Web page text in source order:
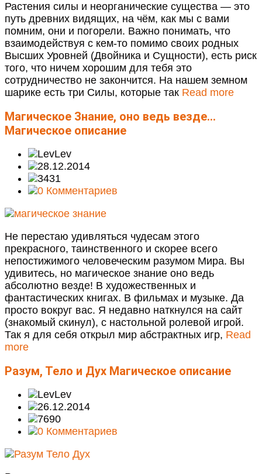
Растения силы и неорганические существа — это
путь древних видящих, на чём, как мы с вами
помним, они и погорели. Важно понимать, что
взаимодействуя с кем-то помимо своих родных
Высших Уровней (Двойника и Сущности), есть риск
того, что ничем хорошим для тебя это
сотрудничество не закончится. На нашем земном
шарике есть три Силы, которые так Read more
Магическое Знание, оно ведь везде…
Магическое описание
Lev
28.12.2014
3431
0 Комментариев
Не перестаю удивляться чудесам этого
прекрасного, таинственного и скорее всего
непостижимого человеческим разумом Мира. Вы
удивитесь, но магическое знание оно ведь
абсолютно везде! В художественных и
фантастических книгах. В фильмах и музыке. Да
просто вокруг вас. Я недавно наткнулся на сайт
(знакомый скинул), с настольной ролевой игрой.
Так я для себя открыл мир абстрактных игр, Read
more
Разум, Тело и Дух Магическое описание
Lev
26.12.2014
7690
0 Комментариев